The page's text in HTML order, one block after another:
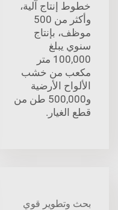
خطوط إنتاج آلية،
وأكثر من 500
موظف، بإنتاج
سنوي يبلغ
100,000 متر
مكعب من خشب
الألواح الأرضية
و500,000 طن من
قطع الغيار.
بحث وتطوير قوي